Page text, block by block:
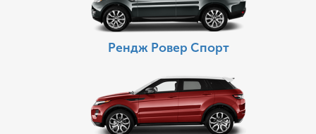
Рендж Ровер Спорт